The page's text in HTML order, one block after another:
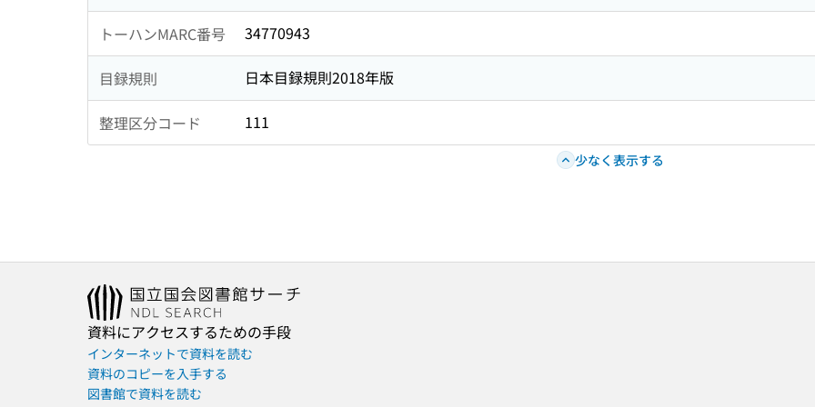
トーハンMARC番号 34770943
目録規則 日本目録規則2018年版
整理区分コード 111
少なく表示する
資料にアクセスするための手段
インターネットで資料を読む
資料のコピーを入手する
図書館で資料を読む